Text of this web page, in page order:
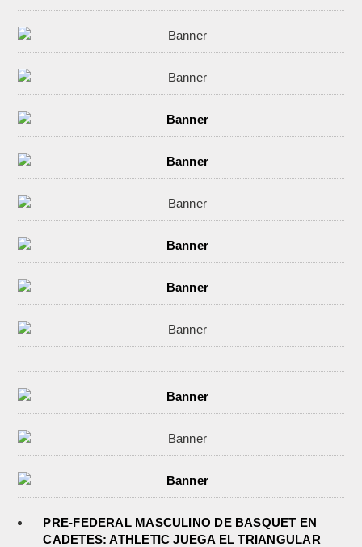
PRE-FEDERAL MASCULINO DE BASQUET EN
CADETES: ATHLETIC JUEGA EL TRIANGULAR